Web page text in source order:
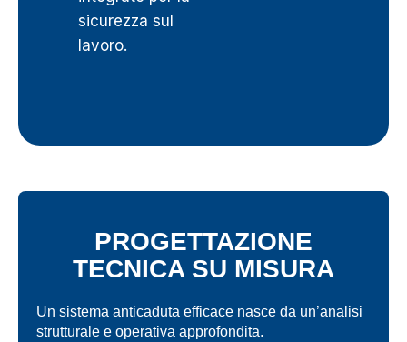
sicurezza sul
lavoro.
PROGETTAZIONE
TECNICA SU MISURA
Un sistema anticaduta efficace nasce da un’analisi
strutturale e operativa approfondita.